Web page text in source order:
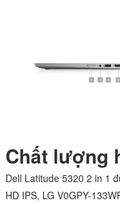
Chất lượng
Dell Latitude 5320 2 in 1
HD IPS, LG V0GPY-